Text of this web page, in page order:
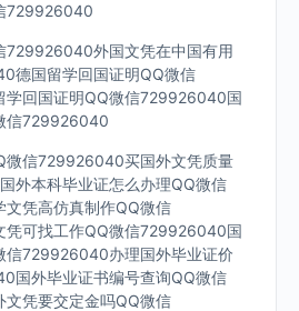
729926040
729926040外国文凭在中国有用
德国留学回国证明QQ微信
回国证明QQ微信729926040国
信729926040
微信729926040买国外文凭质量
外本科毕业证怎么办理QQ微信
凭高仿真制作QQ微信
可找工作QQ微信729926040国
信729926040办理国外毕业证价
国外毕业证书编号查询QQ微信
凭要交定金吗QQ微信